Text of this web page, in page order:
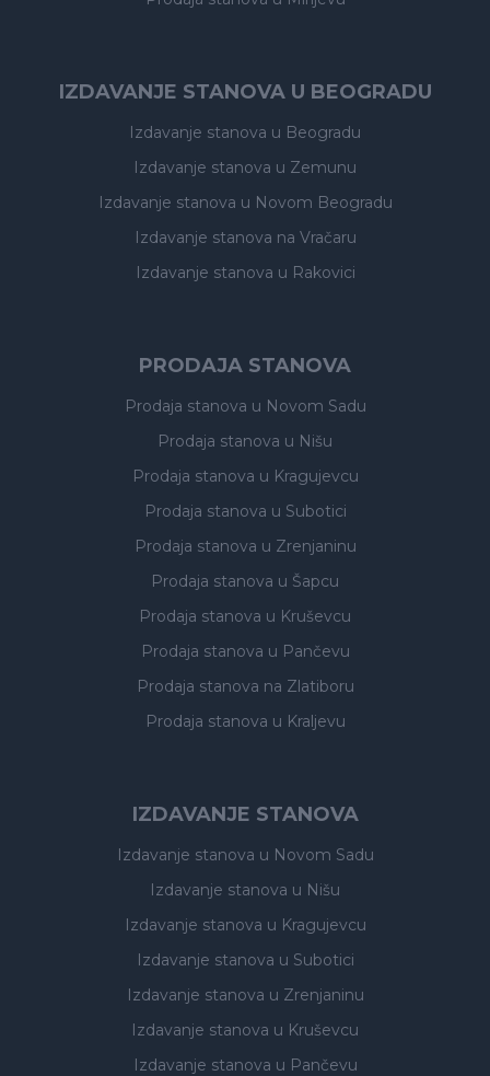
IZDAVANJE STANOVA U BEOGRADU
Izdavanje stanova u Beogradu
Izdavanje stanova u Zemunu
Izdavanje stanova u Novom Beogradu
Izdavanje stanova na Vračaru
Izdavanje stanova u Rakovici
PRODAJA STANOVA
Prodaja stanova u Novom Sadu
Prodaja stanova u Nišu
Prodaja stanova u Kragujevcu
Prodaja stanova u Subotici
Prodaja stanova u Zrenjaninu
Prodaja stanova u Šapcu
Prodaja stanova u Kruševcu
Prodaja stanova u Pančevu
Prodaja stanova na Zlatiboru
Prodaja stanova u Kraljevu
IZDAVANJE STANOVA
Izdavanje stanova u Novom Sadu
Izdavanje stanova u Nišu
Izdavanje stanova u Kragujevcu
Izdavanje stanova u Subotici
Izdavanje stanova u Zrenjaninu
Izdavanje stanova u Kruševcu
Izdavanje stanova u Pančevu